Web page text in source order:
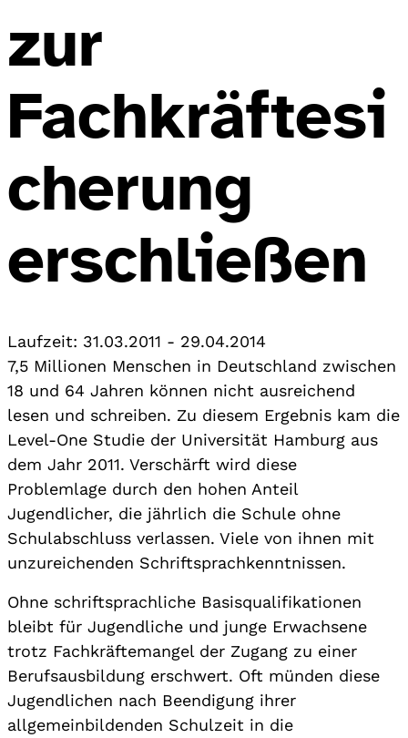
zur
Fachkräftesi
cherung
erschließen
Laufzeit: 31.03.2011 - 29.04.2014
7,5 Millionen Menschen in Deutschland zwischen
18 und 64 Jahren können nicht ausreichend
lesen und schreiben. Zu diesem Ergebnis kam die
Level-One Studie der Universität Hamburg aus
dem Jahr 2011. Verschärft wird diese
Problemlage durch den hohen Anteil
Jugendlicher, die jährlich die Schule ohne
Schulabschluss verlassen. Viele von ihnen mit
unzureichenden Schriftsprachkenntnissen.
Ohne schriftsprachliche Basisqualifikationen
bleibt für Jugendliche und junge Erwachsene
trotz Fachkräftemangel der Zugang zu einer
Berufsausbildung erschwert. Oft münden diese
Jugendlichen nach Beendigung ihrer
allgemeinbildenden Schulzeit in die